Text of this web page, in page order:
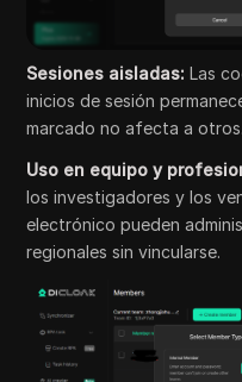
Sesiones aisladas: Las
inicios de sesión
marcado no afecta a otros.
Uso en equipo y
los investigadores y los
electrónico pueden
regionales sin vincularse.